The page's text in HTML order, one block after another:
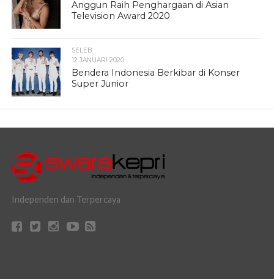
Anggun Raih Penghargaan di Asian
Television Award 2020
SELEB
12 JANUARI 2020
Bendera Indonesia Berkibar di Konser
Super Junior
Independen dan Terpercaya